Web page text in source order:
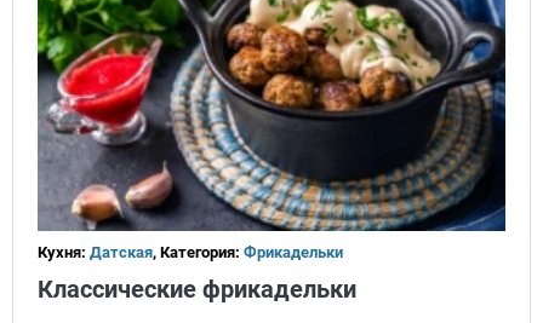
Кухня: Датская, Категория: Фрикадельки
Классические фрикадельки